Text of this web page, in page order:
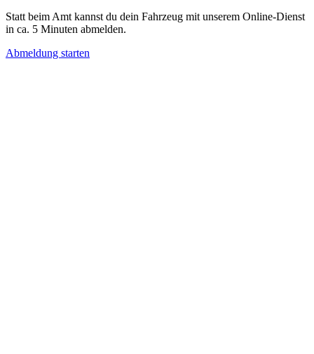
Statt beim Amt kannst du dein Fahrzeug mit unserem Online-Dienst
in ca. 5 Minuten abmelden.
Abmeldung starten